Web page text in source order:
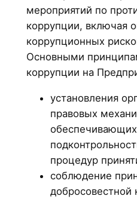
мероприятий по
коррупции, включая
коррупционных
Основными
коррупции на
установления
правовых
процедур
соблюдение
добросовестной